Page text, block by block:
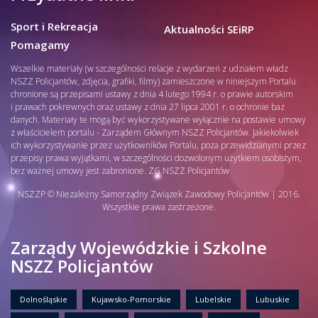
Sport i Rekreacja
Pomagamy
Aktualności SEiRP
Wszelkie materiały (w szczególności relacje z wydarzeń z udziałem władz
NSZZ Policjantów, zdjęcia, grafiki, filmy) zamieszczone w niniejszym Portalu
chronione są przepisami ustawy z dnia 4 lutego 1994 r. o prawie autorskim
i prawach pokrewnych oraz ustawy z dnia 27 lipca 2001 r. o ochronie baz
danych. Materiały te mogą być wykorzystywane wyłącznie na postawie umowy
z właścicielem portalu - Zarządem Głównym NSZZ Policjantów. Jakiekolwiek
ich wykorzystywanie przez użytkowników Portalu, poza przewidzianymi przez
przepisy prawa wyjątkami, w szczególności dozwolonym użytkiem osobistym,
bez ważnej umowy jest zabronione. ZG NSZZ Policjantów
NSZZP © Niezależny Samorządny Związek Zawodowy Policjantów | 2016.
Wszystkie prawa zastrzeżone.
Zarządy Wojewódzkie i Szkolne
NSZZ Policjantów
Dolnośląskie Kujawsko-Pomorskie Lubelskie Lubuskie